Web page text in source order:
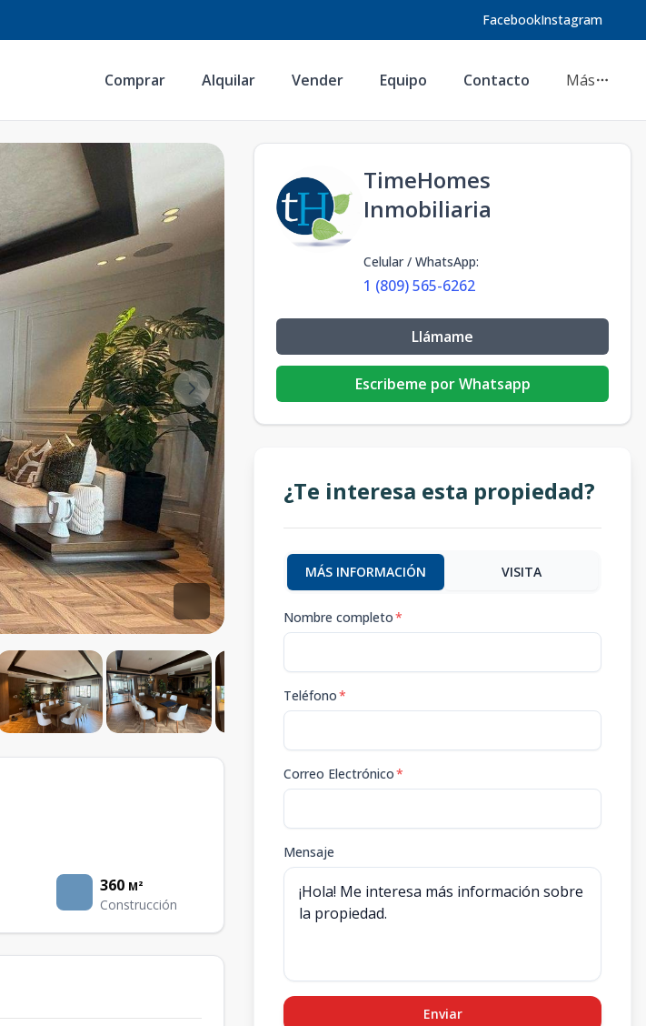
FacebookInstagram
Comprar Alquilar Vender Equipo Contacto Más
360 M²
Construcción
TimeHomes
Inmobiliaria
Celular / WhatsApp:
1 (809) 565-6262
Llámame
Escribeme por Whatsapp
¿Te interesa esta propiedad?
MÁS INFORMACIÓN VISITA
Nombre completo*
Teléfono*
Correo Electrónico*
Mensaje
Enviar